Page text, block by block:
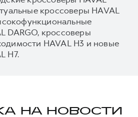
кроссоверы HAVAL
DARGO, кроссоверы
HAVAL H3 и новые
H7.
НА НОВОСТИ